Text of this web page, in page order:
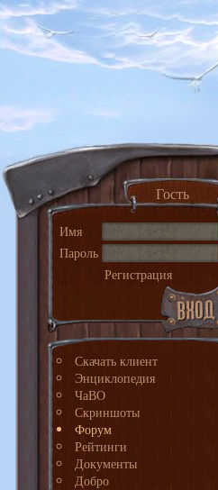
Гость
Имя
Пароль
Регистрация
Скачать клиент
Энциклопедия
ЧаВО
Скриншоты
Форум
Рейтинги
Документы
Добро